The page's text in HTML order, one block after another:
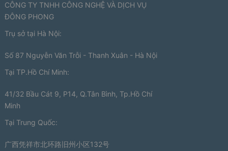
CÔNG TY TNHH CÔNG NGHỆ VÀ DỊCH VỤ
ĐÔNG PHONG
Trụ sở tại Hà Nội:
Số 87 Nguyễn Văn Trỗi - Thanh Xuân - Hà Nội
Tại TP.Hồ Chí Minh:
41/32 Bầu Cát 9, P14, Q.Tân Bình, Tp.Hồ Chí
Minh
Tại Trung Quốc:
广西凭祥市北环路旧州小区132号